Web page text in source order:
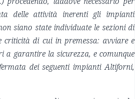
delle attività inerenti gli impianti
siano state individuate le sezioni di
di cui in premessa: avviare e
a garantire la sicurezza, e comunque
dei seguenti impianti Altiforni,